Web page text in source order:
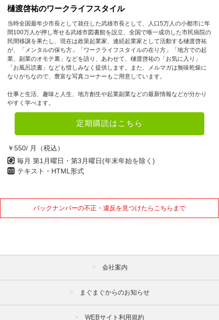
樋渡啓祐のワークライフスタイル
当時全国最年少市長として就任した武雄市長として、人口5万人の小都市に年
間100万人が押し寄せる武雄市図書館を設立、全国で唯一成功した市民病院の
民間移譲を果たし、現在は政策起業家、連続起業家として活動する樋渡啓祐
が、「メンタルの保ち方」「ワークライフスタイルの在り方」「地方での起
業、副業のオモテ裏」などを語り、あわせて、樋渡啓祐の「お気に入り」
「お風呂読書」なども惜しみなく提供します。また、メルマガは無味乾燥に
なりがちなので、豊富な写真コーナーもご用意しています。
仕事と生活、趣味と人生、地方創生や起業副業などの最新情報などが分かり
やすく学べます。
定期購読はこちら
￥550/ 月（税込）
毎月 第1月曜日・第3月曜日(年末年始を除く)
テキスト・HTML形式
バックナンバーの不正・違反を見つけたらこちらまで
会社案内
まぐまぐからのお知らせ
WEBサイト利用規約